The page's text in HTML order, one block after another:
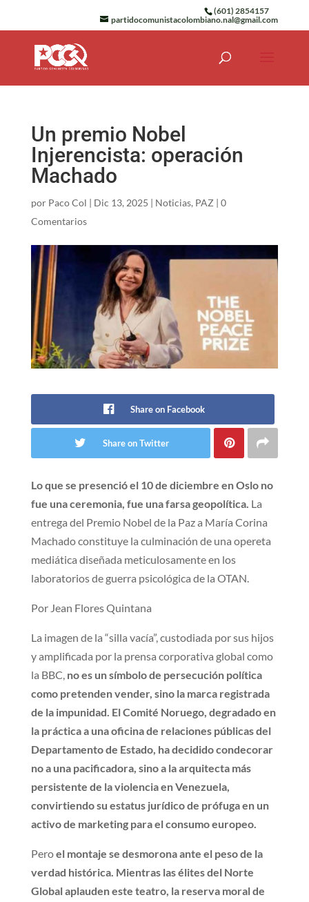
(601) 2854157
partidocomunistacolombiano.nal@gmail.com
Un premio Nobel
Injerencista: operación
Machado
por Paco Col | Dic 13, 2025 | Noticias, PAZ| 0
Comentarios
Share on Facebook
Share on Twitter
Lo que se presenció el 10 de diciembre en Oslo no
fue una ceremonia, fue una farsa geopolítica. La
entrega del Premio Nobel de la Paz a María Corina
Machado constituye la culminación de una opereta
mediática diseñada meticulosamente en los
laboratorios de guerra psicológica de la OTAN.
Por Jean Flores Quintana
La imagen de la “silla vacía”, custodiada por sus hijos
y amplificada por la prensa corporativa global como
la BBC, no es un símbolo de persecución política
como pretenden vender, sino la marca registrada
de la impunidad. El Comité Noruego, degradado en
la práctica a una oficina de relaciones públicas del
Departamento de Estado, ha decidido condecorar
no a una pacificadora, sino a la arquitecta más
persistente de la violencia en Venezuela,
convirtiendo su estatus jurídico de prófuga en un
activo de marketing para el consumo europeo.
Peroel montaje se desmorona ante el peso de la
verdad histórica. Mientras las élites del Norte
Global aplauden este teatro, la reserva moral de